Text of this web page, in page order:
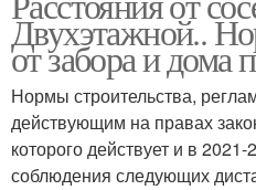
Двухэтажной..
от забора и дома
Нормы строительства,
действующим на правах
которого действует и в
соблюдения следующих